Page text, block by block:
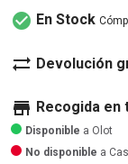
check_circle En Stock
sync_alt Devolución
store Recogida en
Disponible a Olot
No disponible a